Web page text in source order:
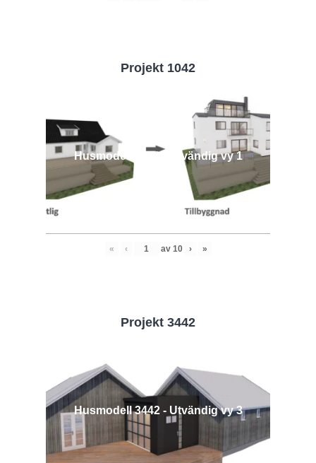
Projekt 1042
Husmodell 1042 - Utvändig vy 1
« ‹ av 10 › »
Projekt 3442
Husmodell 3442 - Utvändig vy 3